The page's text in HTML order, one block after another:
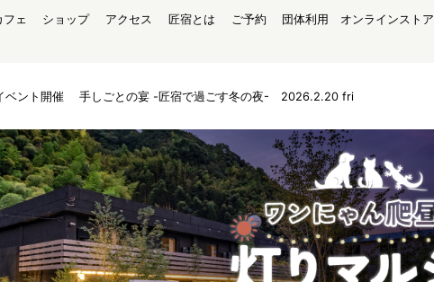
フェ ショップ アクセス 匠宿とは ご予約 団体利用 オンラインストア
ベント開催 手しごとの宴 -匠宿で過ごす冬の夜- 2026.2.20 fri